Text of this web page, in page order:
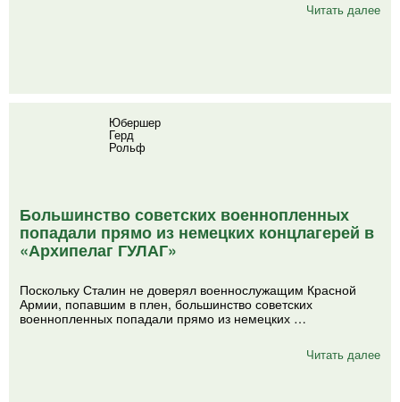
Читать далее
Юбершер
Герд
Рольф
Большинство советских военнопленных
попадали прямо из немецких концлагерей в
«Архипелаг ГУЛАГ»
Поскольку Сталин не доверял военнослужащим Красной
Армии, попавшим в плен, большинство советских
военнопленных попадали прямо из немецких …
Читать далее